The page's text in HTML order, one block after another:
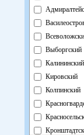
Выборгский
Калининский
Кировский
Колпинский